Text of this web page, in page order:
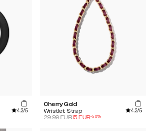
4.3/5
Cherry Gold
Wristlet Strap
4.3/5
29.99EUR15 EUR-50%